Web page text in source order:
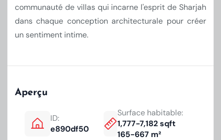
communauté de villas qui incarne l'esprit de Sharjah
dans chaque conception architecturale pour créer
un sentiment intime.
Aperçu
ID:
e890df50
Surface habitable:
1,777-7,182 sqft
165-667 m²